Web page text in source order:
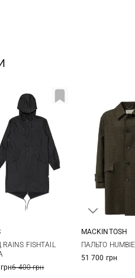
FISHTAIL
6 400 грн
MACKINTOSH
ПАЛЬТО
51 700 грн